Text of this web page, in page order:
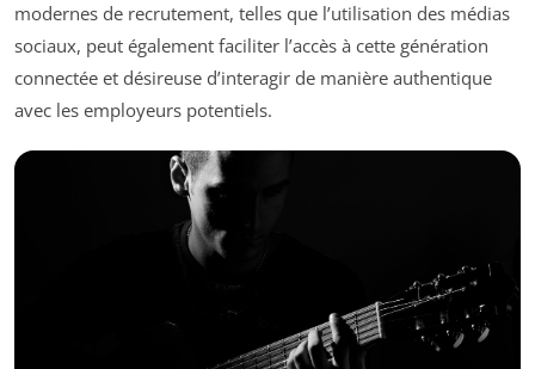
modernes de recrutement, telles que l’utilisation des médias
sociaux, peut également faciliter l’accès à cette génération
connectée et désireuse d’interagir de manière authentique
avec les employeurs potentiels.